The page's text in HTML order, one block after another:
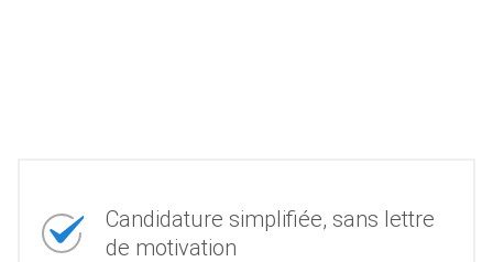
Candidature simplifiée, sans lettre
de motivation